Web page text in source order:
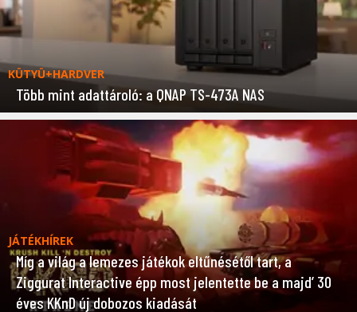
KÜTYÜ+HARDVER
Több mint adattároló: a QNAP TS-473A NAS
JÁTÉKHÍREK
Míg a világ a lemezes játékok eltűnésétől tart, a
Ziggurat Interactive épp most jelentette be a majd’ 30
éves KKnD új dobozos kiadását